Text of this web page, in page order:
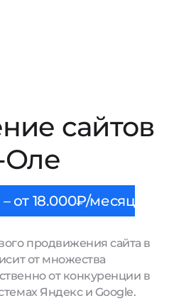
сайтов
от 18.000₽/месяц
продвижения сайта в
от множества
от конкуренции в
Яндекс и Google.